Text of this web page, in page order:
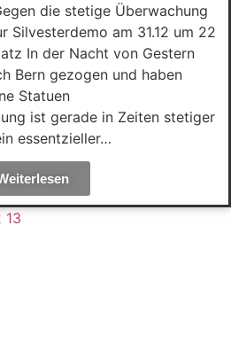
die stetige Überwachung
Silvesterdemo am 31.12 um 22
In der Nacht von Gestern
Bern gezogen und haben
Statuen
ist gerade in Zeiten stetiger
essentzieller…
13